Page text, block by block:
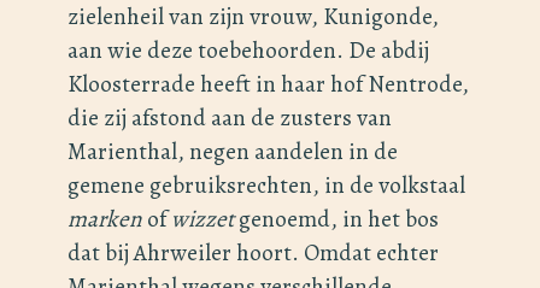
zielenheil van zijn vrouw, Kunigonde,
aan wie deze toebehoorden. De abdij
Kloosterrade heeft in haar hof Nentrode,
die zij afstond aan de zusters van
Marienthal, negen aandelen in de
gemene gebruiksrechten, in de volkstaal
markenofwizzetgenoemd, in het bos
dat bij Ahrweiler hoort. Omdat echter